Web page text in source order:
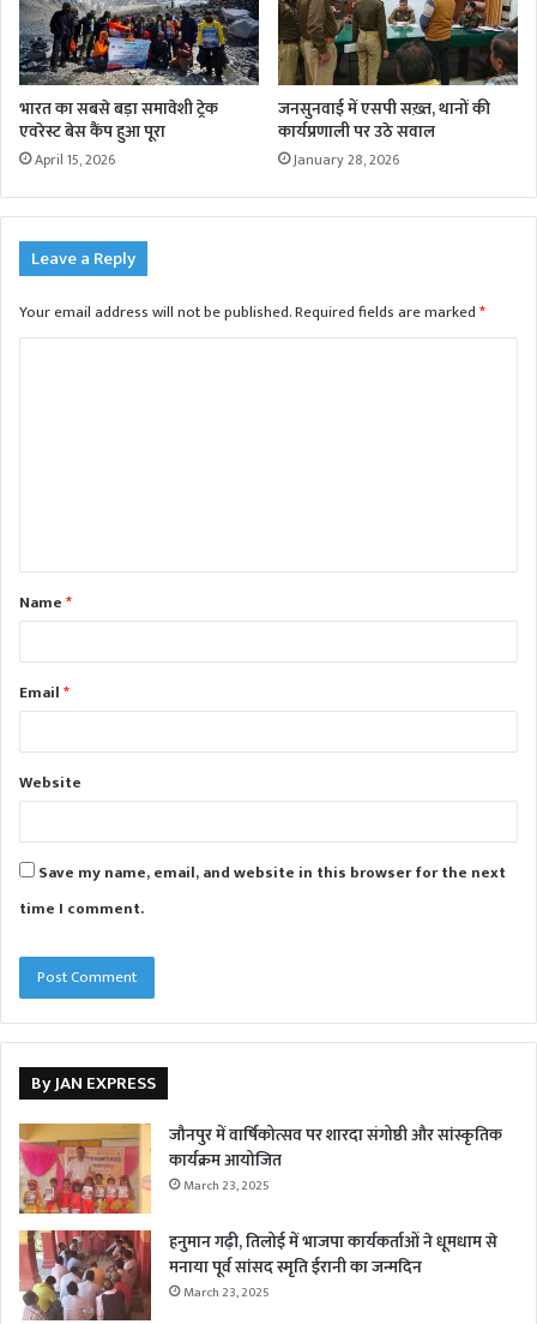
भारत का सबसे बड़ा समावेशी ट्रेक
एवरेस्ट बेस कैंप हुआ पूरा
April 15, 2026
जनसुनवाई में एसपी सख़्त, थानों की
कार्यप्रणाली पर उठे सवाल
January 28, 2026
Leave a Reply
Your email address will not be published.Required fields are marked*
t
*Name*
Email*
Website
Save my name, email, and website in this browser for the next
time I comment.
By JAN EXPRESS
जौनपुर में वार्षिकोत्सव पर शारदा संगोष्ठी और सांस्कृतिक
कार्यक्रम आयोजित
March 23, 2025
हनुमान गढ़ी, तिलोई में भाजपा कार्यकर्ताओं ने धूमधाम से
मनाया पूर्व सांसद स्मृति ईरानी का जन्मदिन
March 23, 2025